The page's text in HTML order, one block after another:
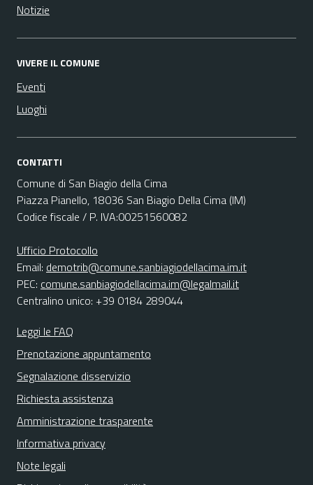
Notizie
VIVERE IL COMUNE
Eventi
Luoghi
CONTATTI
Comune di San Biagio della Cima
Piazza Pianello, 18036 San Biagio Della Cima (IM)
Codice fiscale / P. IVA:00251560082
Ufficio Protocollo
Email: demotrib@comune.sanbiagiodellacima.im.it
PEC: comune.sanbiagiodellacima.im@legalmail.it
Centralino unico: +39 0184 289044
Leggi le FAQ
Prenotazione appuntamento
Segnalazione disservizio
Richiesta assistenza
Amministrazione trasparente
Informativa privacy
Note legali